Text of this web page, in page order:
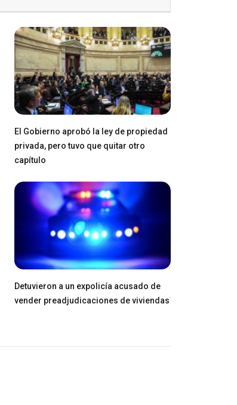
El Gobierno aprobó la ley de propiedad
privada, pero tuvo que quitar otro
capítulo
Detuvieron a un expolicía acusado de
vender preadjudicaciones de viviendas